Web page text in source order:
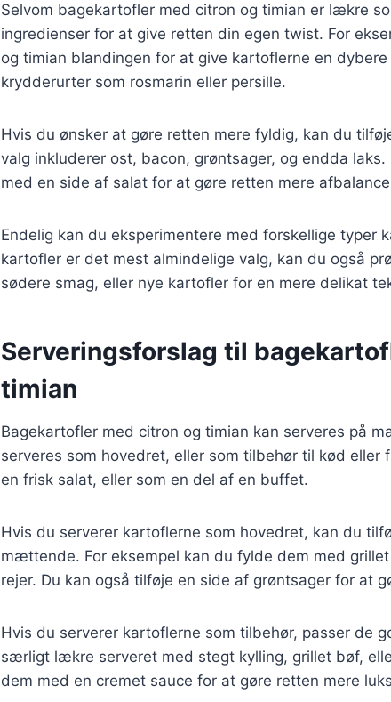
Selvom bagekartofler med citron og timian er lækre
ingredienser for at give retten din egen twist. For
og timian blandingen for at give kartoflerne en
krydderurter som rosmarin eller persille.
Hvis du ønsker at gøre retten mere fyldig, kan du
valg inkluderer ost, bacon, grøntsager, og endda
med en side af salat for at gøre retten mere
Endelig kan du eksperimentere med forskellige typer
kartofler er det mest almindelige valg, kan du også
sødere smag, eller nye kartofler for en mere delikat
Serveringsforslag til
timian
Bagekartofler med citron og timian kan serveres på
serveres som hovedret, eller som tilbehør til kød eller
en frisk salat, eller som en del af en buffet.
Hvis du serverer kartoflerne som hovedret, kan du
mættende. For eksempel kan du fylde dem med
rejer. Du kan også tilføje en side af grøntsager for at
Hvis du serverer kartoflerne som tilbehør, passer de
særligt lækre serveret med stegt kylling, grillet bøf,
dem med en cremet sauce for at gøre retten mere